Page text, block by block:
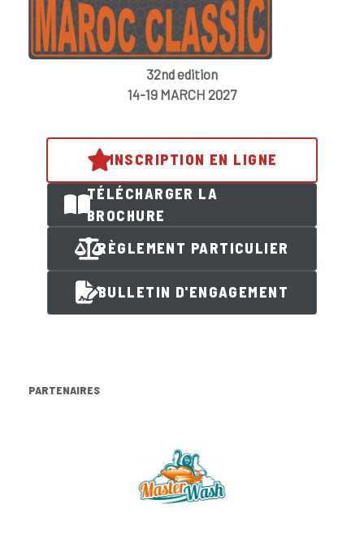
32nd edition
14-19 MARCH 2027
INSCRIPTION EN LIGNE
TÉLÉCHARGER LA
BROCHURE
RÈGLEMENT PARTICULIER
BULLETIN D'ENGAGEMENT
PARTENAIRES